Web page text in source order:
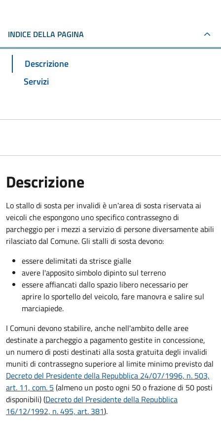
INDICE DELLA PAGINA
Descrizione
Servizi
Descrizione
Lo stallo di sosta per invalidi è un'area di sosta riservata ai
veicoli che espongono uno specifico contrassegno di
parcheggio per i mezzi a servizio di persone diversamente abili
rilasciato dal Comune. Gli stalli di sosta devono:
essere delimitati da strisce gialle
avere l'apposito simbolo dipinto sul terreno
essere affiancati dallo spazio libero necessario per
aprire lo sportello del veicolo, fare manovra e salire sul
marciapiede.
I Comuni devono stabilire, anche nell'ambito delle aree
destinate a parcheggio a pagamento gestite in concessione,
un numero di posti destinati alla sosta gratuita degli invalidi
muniti di contrassegno superiore al limite minimo previsto dal
Decreto del Presidente della Repubblica 24/07/1996, n. 503,
art. 11, com. 5 (almeno un posto ogni 50 o frazione di 50 posti
disponibili) (Decreto del Presidente della Repubblica
16/12/1992, n. 495, art. 381).